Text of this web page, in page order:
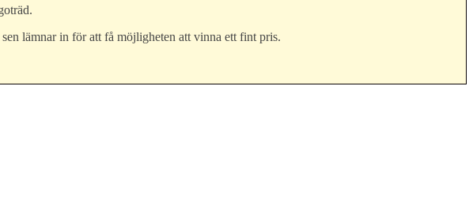
lämnar in för att få möjligheten att vinna ett fint pris.